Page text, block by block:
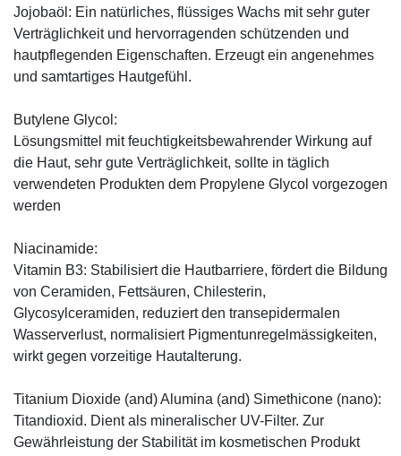
Jojobaöl: Ein natürliches, flüssiges Wachs mit sehr guter
Verträglichkeit und hervorragenden schützenden und
hautpflegenden Eigenschaften. Erzeugt ein angenehmes
und samtartiges Hautgefühl.
Butylene Glycol:
Lösungsmittel mit feuchtigkeitsbewahrender Wirkung auf
die Haut, sehr gute Verträglichkeit, sollte in täglich
verwendeten Produkten dem Propylene Glycol vorgezogen
werden
Niacinamide:
Vitamin B3: Stabilisiert die Hautbarriere, fördert die Bildung
von Ceramiden, Fettsäuren, Chilesterin,
Glycosylceramiden, reduziert den transepidermalen
Wasserverlust, normalisiert Pigmentunregelmässigkeiten,
wirkt gegen vorzeitige Hautalterung.
Titanium Dioxide (and) Alumina (and) Simethicone (nano):
Titandioxid. Dient als mineralischer UV-Filter. Zur
Gewährleistung der Stabilität im kosmetischen Produkt